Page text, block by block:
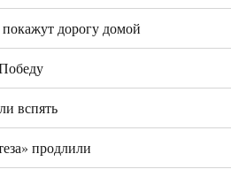
дорогу домой
вспять
продлили